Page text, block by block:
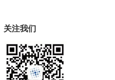
关注我们